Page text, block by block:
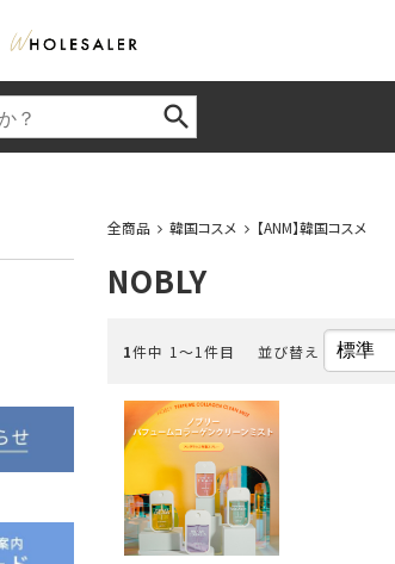
全商品 韓国コスメ 【ANM】韓国コスメ
NOBLY
1件中 1〜1件目 並び替え